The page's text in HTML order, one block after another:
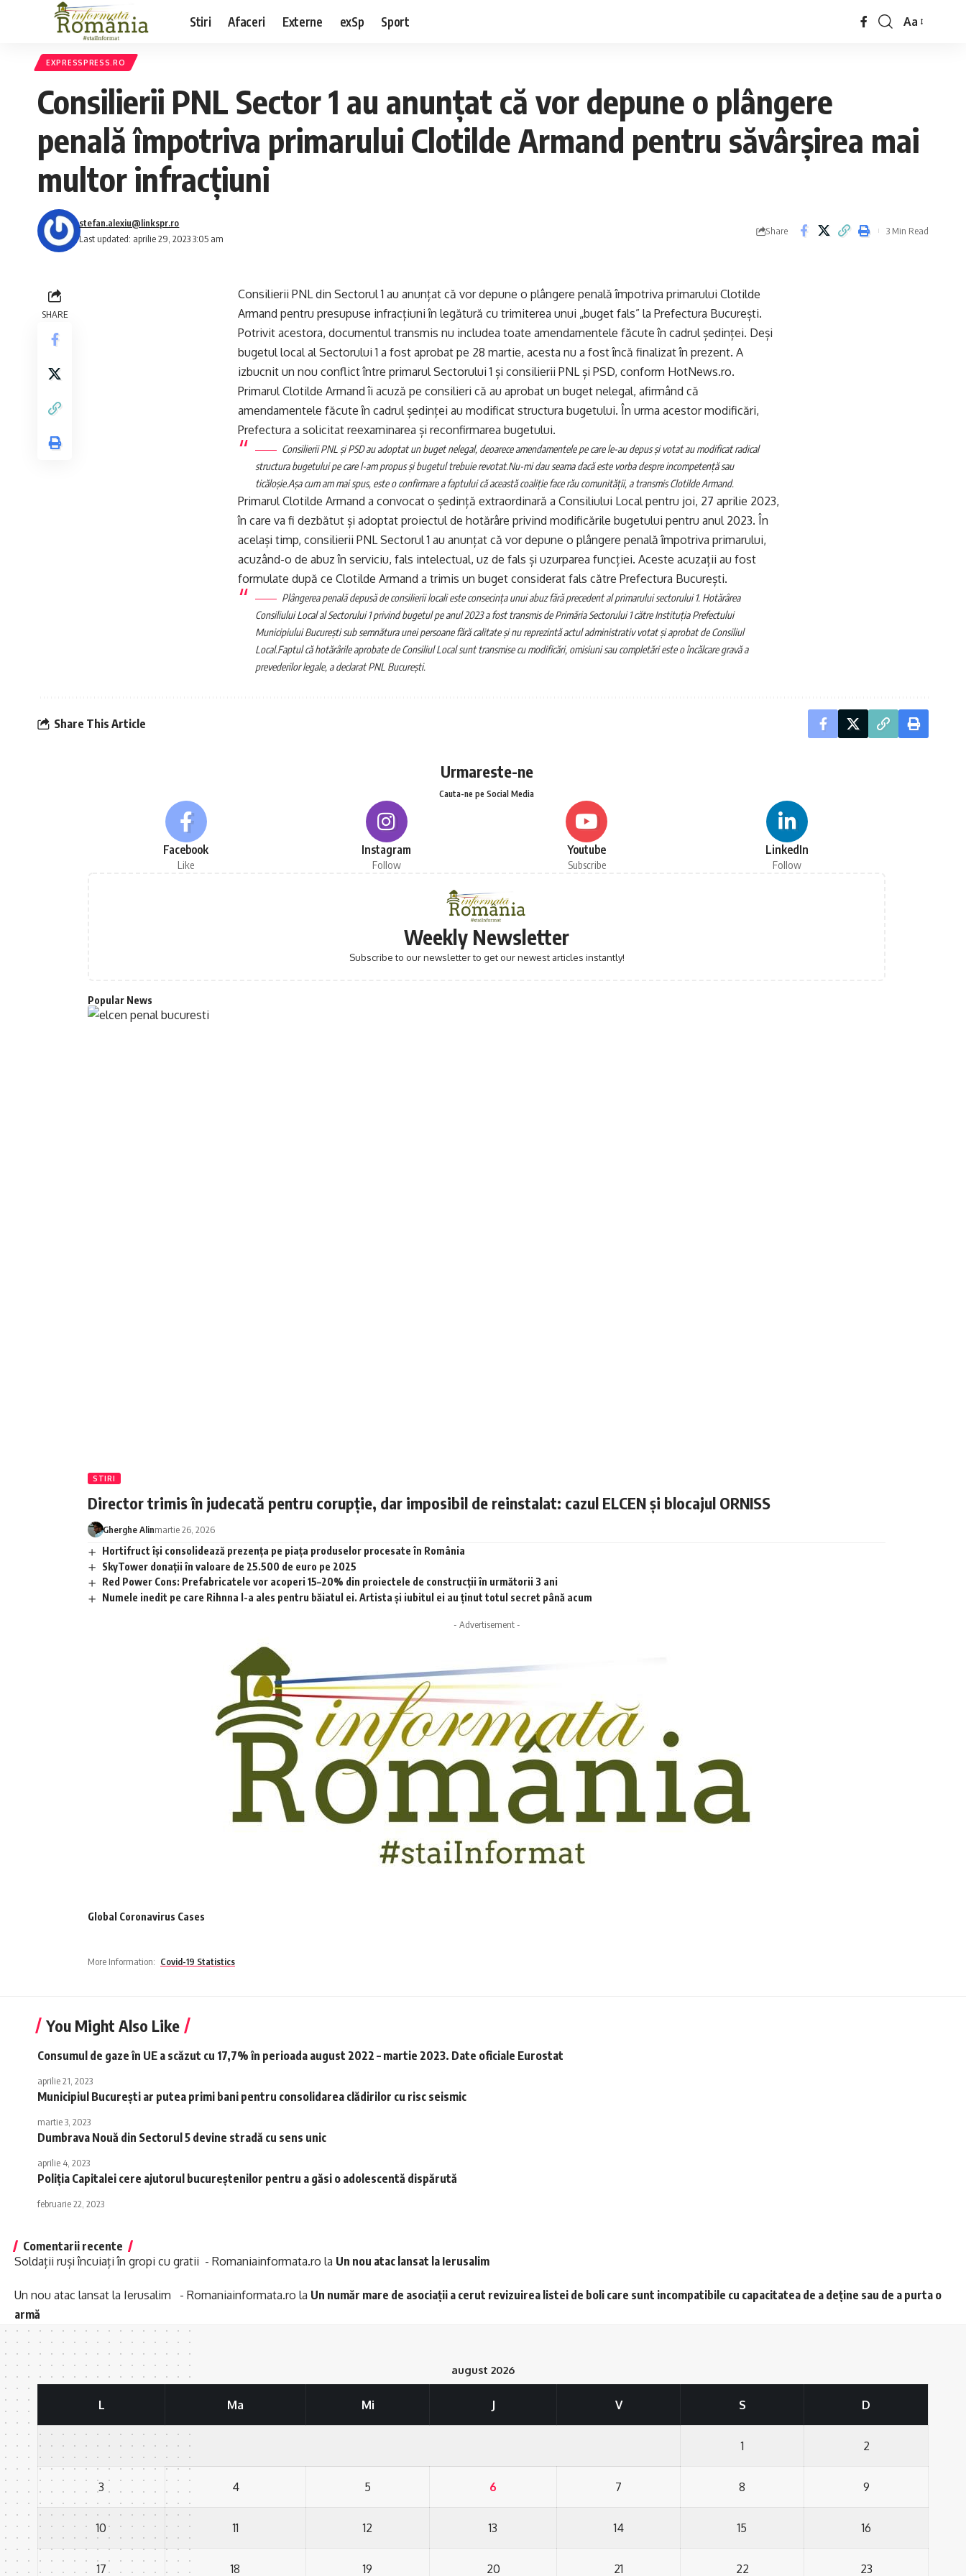
Stiri Afaceri Externe exSp Sport Aa
EXPRESSPRESS.RO
Consilierii PNL Sector 1 au anunțat că vor depune o plângere
penală împotriva primarului Clotilde Armand pentru săvârșirea mai
multor infracțiuni
Last updated: aprilie 29, 2023 3:05 am
stefan.alexiu@linkspr.ro
Share 3 Min Read
SHARE
Consilierii PNL din Sectorul 1 au anunțat că vor depune o plângere penală împotriva primarului Clotilde
Armand pentru presupuse infracțiuni în legătură cu trimiterea unui „buget fals” la Prefectura București.
Potrivit acestora, documentul transmis nu includea toate amendamentele făcute în cadrul ședinței. Deși
bugetul local al Sectorului 1 a fost aprobat pe 28 martie, acesta nu a fost încă finalizat în prezent. A
izbucnit un nou conflict între primarul Sectorului 1 și consilierii PNL și PSD, conform HotNews.ro.
Primarul Clotilde Armand îi acuză pe consilieri că au aprobat un buget nelegal, afirmând că
amendamentele făcute în cadrul ședinței au modificat structura bugetului. În urma acestor modificări,
Prefectura a solicitat reexaminarea și reconfirmarea bugetului.
Consilierii PNL și PSD au adoptat un buget nelegal, deoarece amendamentele pe care le-au depus și votat au modificat radical
structura bugetului pe care l-am propus și bugetul trebuie revotat.Nu-mi dau seama dacă este vorba despre incompetență sau
ticăloșie.Așa cum am mai spus, este o confirmare a faptului că această coaliție face rău comunității, a transmis Clotilde Armand.
Primarul Clotilde Armand a convocat o ședință extraordinară a Consiliului Local pentru joi, 27 aprilie 2023,
în care va fi dezbătut și adoptat proiectul de hotărâre privind modificările bugetului pentru anul 2023. În
același timp, consilierii PNL Sectorul 1 au anunțat că vor depune o plângere penală împotriva primarului,
acuzând-o de abuz în serviciu, fals intelectual, uz de fals și uzurparea funcției. Aceste acuzații au fost
formulate după ce Clotilde Armand a trimis un buget considerat fals către Prefectura București.
Plângerea penală depusă de consilierii locali este consecința unui abuz fără precedent al primarului sectorului 1. Hotărârea
Consiliului Local al Sectorului 1 privind bugetul pe anul 2023 a fost transmis de Primăria Sectorului 1 către Instituția Prefectului
Municipiului București sub semnătura unei persoane fără calitate și nu reprezintă actul administrativ votat și aprobat de Consiliul
Local.Faptul că hotărârile aprobate de Consiliul Local sunt transmise cu modificări, omisiuni sau completări este o încălcare gravă a
prevederilor legale, a declarat PNL București.
Share This Article
Urmareste-ne
Cauta-ne pe Social Media
Facebook
Like
Instagram
Follow
Youtube
Subscribe
LinkedIn
Follow
Weekly Newsletter
Subscribe to our newsletter to get our newest articles instantly!
Popular News
STIRI
Director trimis în judecată pentru corupție, dar imposibil de reinstalat: cazul ELCEN și blocajul ORNISS
Gherghe Alinmartie 26, 2026
Hortifruct își consolidează prezența pe piața produselor procesate în România
SkyTower donații în valoare de 25.500 de euro pe 2025
Red Power Cons: Prefabricatele vor acoperi 15–20% din proiectele de construcții în următorii 3 ani
Numele inedit pe care Rihnna l-a ales pentru băiatul ei. Artista și iubitul ei au ținut totul secret până acum
- Advertisement -
Global Coronavirus Cases
More Information: Covid-19 Statistics
You Might Also Like
Consumul de gaze în UE a scăzut cu 17,7% în perioada august 2022 – martie 2023. Date oficiale Eurostat
aprilie 21, 2023
Municipiul București ar putea primi bani pentru consolidarea clădirilor cu risc seismic
martie 3, 2023
Dumbrava Nouă din Sectorul 5 devine stradă cu sens unic
aprilie 4, 2023
Poliția Capitalei cere ajutorul bucureștenilor pentru a găsi o adolescentă dispărută
februarie 22, 2023
Comentarii recente
Soldații ruși încuiați în gropi cu gratii - Romaniainformata.ro la Un nou atac lansat la Ierusalim
Un nou atac lansat la Ierusalim - Romaniainformata.ro la Un număr mare de asociații a cerut revizuirea listei de boli care sunt incompatibile cu capacitatea de a deține sau de a purta o
armă
august 2026
L Ma Mi J V S D
1 2
3 4 5 6 7 8 9
10 11 12 13 14 15 16
17 18 19 20 21 22 23